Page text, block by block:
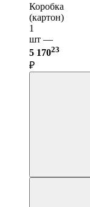
Коробка
(картон)
1
шт —
5 17023
₽